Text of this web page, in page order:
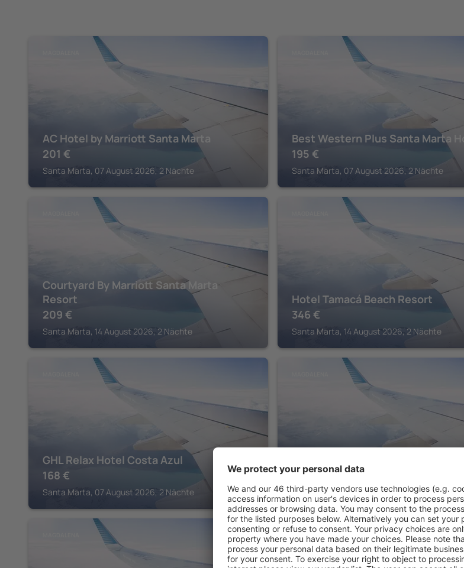
AC Hotel by Marriott Santa Marta
201 €
Santa Marta, 07 August 2026, 2 Nächte
Best Western Plus Santa Marta
195 €
Santa Marta, 07 August 2026, 2 Nächte
Courtyard By Marriott Santa Marta
Resort
209 €
Santa Marta, 14 August 2026, 2 Nächte
Hotel Tamacá Beach Resort
346 €
Santa Marta, 14 August 2026, 2 Nächte
GHL Relax Hotel Costa Azul
168 €
Santa Marta, 07 August 2026, 2 Nächte
287€
Santa Marta, 14 August 2026, 2 Nächte
MAGDALENA